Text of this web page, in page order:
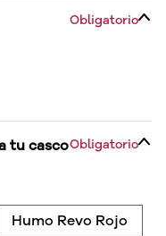
Obligatorio
tu cascoObligatorio
Humo Revo Rojo